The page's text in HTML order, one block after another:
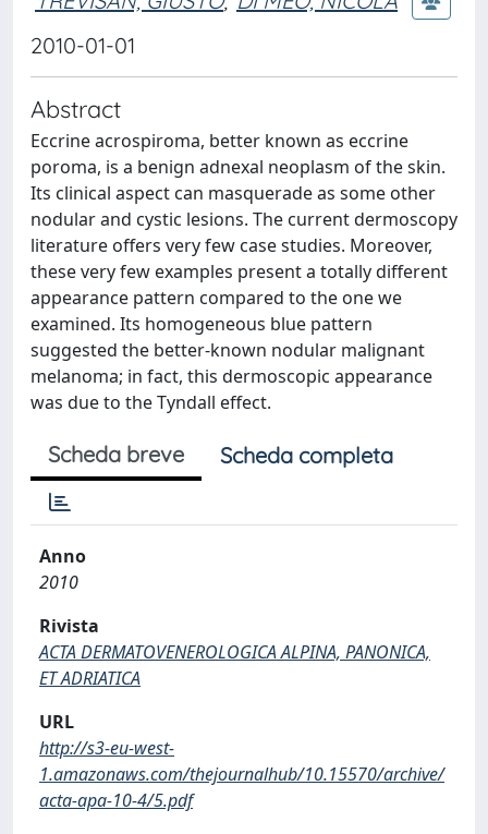
2010-01-01
Abstract
Eccrine acrospiroma, better known as eccrine
poroma, is a benign adnexal neoplasm of the skin.
Its clinical aspect can masquerade as some other
nodular and cystic lesions. The current dermoscopy
literature offers very few case studies. Moreover,
these very few examples present a totally different
appearance pattern compared to the one we
examined. Its homogeneous blue pattern
suggested the better-known nodular malignant
melanoma; in fact, this dermoscopic appearance
was due to the Tyndall effect.
Scheda breve Scheda completa
Anno
2010
Rivista
ACTA DERMATOVENEROLOGICA ALPINA, PANONICA,
ET ADRIATICA
URL
http://s3-eu-west-
1.amazonaws.com/thejournalhub/10.15570/archive/
acta-apa-10-4/5.pdf